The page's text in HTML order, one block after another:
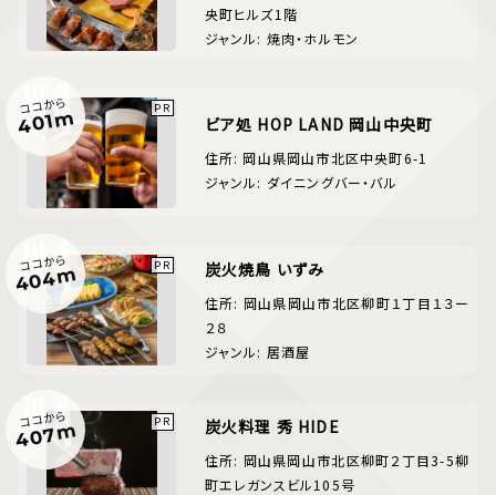
央町ヒルズ1階
ジャンル: 焼肉・ホルモン
ココから
401m ビア処 HOP LAND 岡山中央町
住所: 岡山県岡山市北区中央町6-1
ジャンル: ダイニングバー・バル
ココから
404m 炭火焼鳥 いずみ
住所: 岡山県岡山市北区柳町１丁目１３ー
２８
ジャンル: 居酒屋
ココから
407m 炭火料理 秀 HIDE
住所: 岡山県岡山市北区柳町２丁目3-5柳
町エレガンスビル105号